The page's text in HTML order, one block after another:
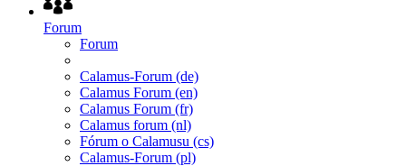
Forum
Forum
Calamus-Forum (de)
Calamus Forum (en)
Calamus Forum (fr)
Calamus forum (nl)
Fórum o Calamusu (cs)
Calamus-Forum (pl)